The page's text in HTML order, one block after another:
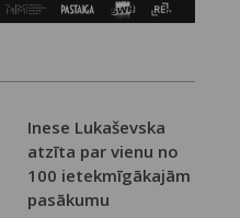
Inese Lukaševska
atzīta par vienu no
100 ietekmīgākajām
pasākumu